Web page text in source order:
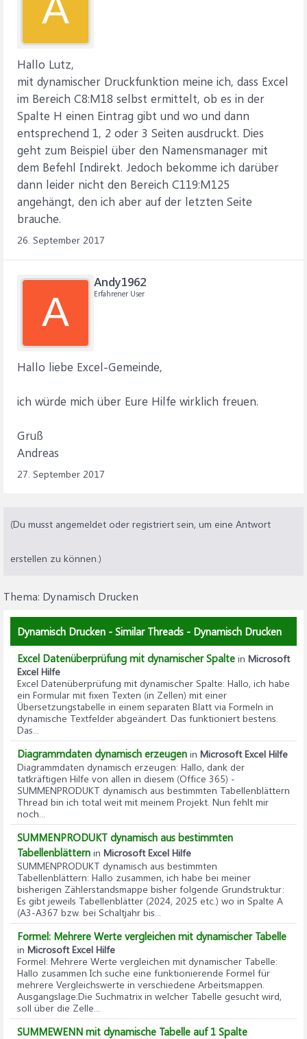
A
Hallo Lutz,
mit dynamischer Druckfunktion meine ich, dass Excel
im Bereich C8:M18 selbst ermittelt, ob es in der
Spalte H einen Eintrag gibt und wo und dann
entsprechend 1, 2 oder 3 Seiten ausdruckt. Dies
geht zum Beispiel über den Namensmanager mit
dem Befehl Indirekt. Jedoch bekomme ich darüber
dann leider nicht den Bereich C119:M125
angehängt, den ich aber auf der letzten Seite
brauche.
26. September 2017
A
Andy1962
Erfahrener User
Hallo liebe Excel-Gemeinde,
ich würde mich über Eure Hilfe wirklich freuen.
Gruß
Andreas
27. September 2017
(Du musst angemeldet oder registriert sein, um eine Antwort
erstellen zu können.)
Thema: Dynamisch Drucken
Dynamisch Drucken - Similar Threads - Dynamisch Drucken
Excel Datenüberprüfung mit dynamischer Spalte in Microsoft
Excel Hilfe
Excel Datenüberprüfung mit dynamischer Spalte: Hallo, ich habe
ein Formular mit fixen Texten (in Zellen) mit einer
Übersetzungstabelle in einem separaten Blatt via Formeln in
dynamische Textfelder abgeändert. Das funktioniert bestens.
Das...
Diagrammdaten dynamisch erzeugen in Microsoft Excel Hilfe
Diagrammdaten dynamisch erzeugen: Hallo, dank der
tatkräftigen Hilfe von allen in diesem (Office 365) -
SUMMENPRODUKT dynamisch aus bestimmten Tabellenblättern
Thread bin ich total weit mit meinem Projekt. Nun fehlt mir
noch...
SUMMENPRODUKT dynamisch aus bestimmten
Tabellenblättern in Microsoft Excel Hilfe
SUMMENPRODUKT dynamisch aus bestimmten
Tabellenblättern: Hallo zusammen, ich habe bei meiner
bisherigen Zählerstandsmappe bisher folgende Grundstruktur:
Es gibt jeweils Tabellenblätter (2024, 2025 etc.) wo in Spalte A
(A3-A367 bzw. bei Schaltjahr bis...
Formel: Mehrere Werte vergleichen mit dynamischer Tabelle
in Microsoft Excel Hilfe
Formel: Mehrere Werte vergleichen mit dynamischer Tabelle:
Hallo zusammen Ich suche eine funktionierende Formel für
mehrere Vergleichswerte in verschiedene Arbeitsmappen.
Ausgangslage:Die Suchmatrix in welcher Tabelle gesucht wird,
soll über die Zelle...
SUMMEWENN mit dynamische Tabelle auf 1 Spalte